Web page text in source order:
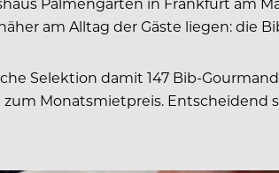
am Alltag der Gäste liegen: die
Selektion damit 147 Bib-
Monatsmietpreis. Entscheidend